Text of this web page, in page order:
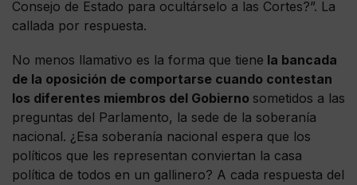
Consejo de Estado para ocultárselo a las Cortes?”. La
callada por respuesta.
No menos llamativo es la forma que tiene la bancada
de la oposición de comportarse cuando contestan
los diferentes miembros del Gobierno sometidos a las
preguntas del Parlamento, la sede de la soberanía
nacional. ¿Esa soberanía nacional espera que los
políticos que les representan conviertan la casa
política de todos en un gallinero? A cada respuesta del